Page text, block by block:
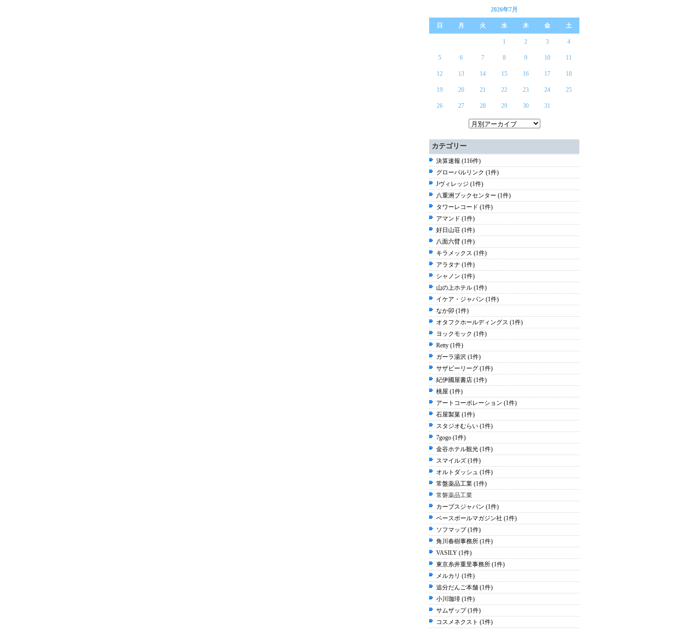
2026年7月
日 月 火 水 木 金 土
1 2 3 4
5 6 7 8 9 10 11
12 13 14 15 16 17 18
19 20 21 22 23 24 25
26 27 28 29 30 31
カテゴリー
決算速報 (116件)
グローバルリンク (1件)
Jヴィレッジ (1件)
八重洲ブックセンター (1件)
タワーレコード (1件)
アマンド (1件)
好日山荘 (1件)
八面六臂 (1件)
キラメックス (1件)
アラタナ (1件)
シャノン (1件)
山の上ホテル (1件)
イケア・ジャパン (1件)
なか卯 (1件)
オタフクホールディングス (1件)
ヨックモック (1件)
Retty (1件)
ガーラ湯沢 (1件)
サザビーリーグ (1件)
紀伊國屋書店 (1件)
桃屋 (1件)
アートコーポレーション (1件)
石屋製菓 (1件)
スタジオむらい (1件)
7gogo (1件)
金谷ホテル観光 (1件)
スマイルズ (1件)
オルトダッシュ (1件)
常盤薬品工業 (1件)
常磐薬品工業
カーブスジャパン (1件)
ベースボールマガジン社 (1件)
ソフマップ (1件)
角川春樹事務所 (1件)
VASILY (1件)
東京糸井重里事務所 (1件)
メルカリ (1件)
追分だんご本舗 (1件)
小川珈琲 (1件)
サムザップ (1件)
コスメネクスト (1件)